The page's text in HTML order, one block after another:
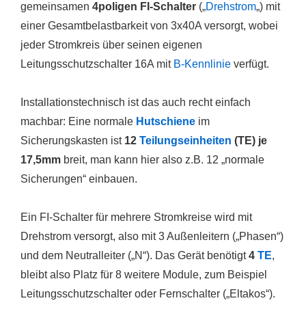
gemeinsamen 4poligen FI-Schalter („Drehstrom„) mit
einer Gesamtbelastbarkeit von 3x40A versorgt, wobei
jeder Stromkreis über seinen eigenen
Leitungsschutzschalter 16A mit B-Kennlinie verfügt.
Installationstechnisch ist das auch recht einfach
machbar: Eine normale Hutschiene im
Sicherungskasten ist 12 Teilungseinheiten (TE) je
17,5mm breit, man kann hier also z.B. 12 „normale
Sicherungen“ einbauen.
Ein FI-Schalter für mehrere Stromkreise wird mit
Drehstrom versorgt, also mit 3 Außenleitern („Phasen“)
und dem Neutralleiter („N“). Das Gerät benötigt4 TE,
bleibt also Platz für 8 weitere Module, zum Beispiel
Leitungsschutzschalter oder Fernschalter („Eltakos“).